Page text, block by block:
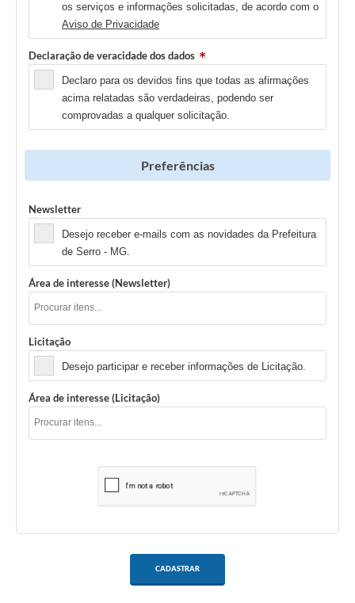
os serviços e informações solicitadas, de acordo com o
Aviso de Privacidade
Declaração de veracidade dos dados
Declaro para os devidos fins que todas as afirmações
acima relatadas são verdadeiras, podendo ser
comprovadas a qualquer solicitação.
Preferências
Newsletter
Desejo receber e-mails com as novidades da Prefeitura
de Serro - MG.
Área de interesse (Newsletter)
Licitação
Desejo participar e receber informações de Licitação.
Área de interesse (Licitação)
CADASTRAR